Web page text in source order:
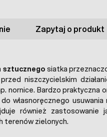
Zapytaj o produkt
sztucznego siatka
niszczycielskim
nornice. Bardzo praktyczna
własnoręcznego usuwania
również zastosowanie
terenów zielonych.